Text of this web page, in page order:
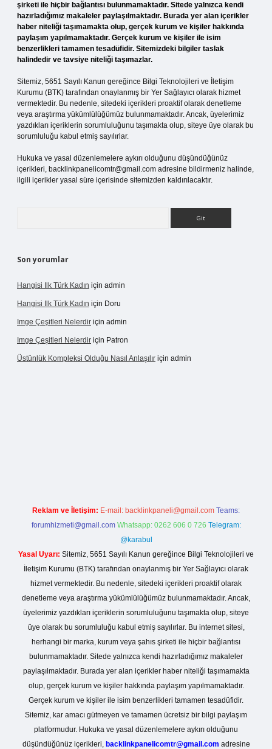
şirketi ile hiçbir bağlantısı bulunmamaktadır. Sitede yalnızca kendi
hazırladığımız makaleler paylaşılmaktadır. Burada yer alan içerikler
haber niteliği taşımamakta olup, gerçek kurum ve kişiler hakkında
paylaşım yapılmamaktadır. Gerçek kurum ve kişiler ile isim
benzerlikleri tamamen tesadüfidir. Sitemizdeki bilgiler taslak
halindedir ve tavsiye niteliği taşımazlar.
Sitemiz, 5651 Sayılı Kanun gereğince Bilgi Teknolojileri ve İletişim
Kurumu (BTK) tarafından onaylanmış bir Yer Sağlayıcı olarak hizmet
vermektedir. Bu nedenle, sitedeki içerikleri proaktif olarak denetleme
veya araştırma yükümlülüğümüz bulunmamaktadır. Ancak, üyelerimiz
yazdıkları içeriklerin sorumluluğunu taşımakta olup, siteye üye olarak bu
sorumluluğu kabul etmiş sayılırlar.
Hukuka ve yasal düzenlemelere aykırı olduğunu düşündüğünüz
içerikleri, backlinkpanelicomtr@gmail.com adresine bildirmeniz halinde,
ilgili içerikler yasal süre içerisinde sitemizden kaldırılacaktır.
Son yorumlar
Hangisi Ilk Türk Kadın için admin
Hangisi Ilk Türk Kadın için Doru
Imge Çeşitleri Nelerdir için admin
Imge Çeşitleri Nelerdir için Patron
Üstünlük Kompleksi Olduğu Nasıl Anlaşılır için admin
Reklam ve İletişim: E-mail: backlinkpaneli@gmail.com Teams:
forumhizmeti@gmail.com Whatsapp: 0262 606 0 726 Telegram:
@karabul
Yasal Uyarı: Sitemiz, 5651 Sayılı Kanun gereğince Bilgi Teknolojileri ve
İletişim Kurumu (BTK) tarafından onaylanmış bir Yer Sağlayıcı olarak
hizmet vermektedir. Bu nedenle, sitedeki içerikleri proaktif olarak
denetleme veya araştırma yükümlülüğümüz bulunmamaktadır. Ancak,
üyelerimiz yazdıkları içeriklerin sorumluluğunu taşımakta olup, siteye
üye olarak bu sorumluluğu kabul etmiş sayılırlar. Bu internet sitesi,
herhangi bir marka, kurum veya şahıs şirketi ile hiçbir bağlantısı
bulunmamaktadır. Sitede yalnızca kendi hazırladığımız makaleler
paylaşılmaktadır. Burada yer alan içerikler haber niteliği taşımamakta
olup, gerçek kurum ve kişiler hakkında paylaşım yapılmamaktadır.
Gerçek kurum ve kişiler ile isim benzerlikleri tamamen tesadüfidir.
Sitemiz, kar amacı gütmeyen ve tamamen ücretsiz bir bilgi paylaşım
platformudur. Hukuka ve yasal düzenlemelere aykırı olduğunu
düşündüğünüz içerikleri, backlinkpanelicomtr@gmail.com adresine